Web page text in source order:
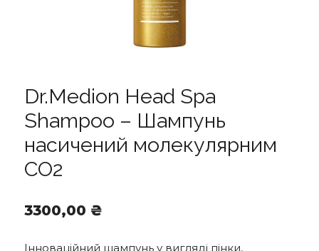
Dr.Medion Head Spa
Shampoo – Шампунь
насичений молекулярним
СО2
3300,00 ₴
Інноваційний шампунь у вигляді пінки,